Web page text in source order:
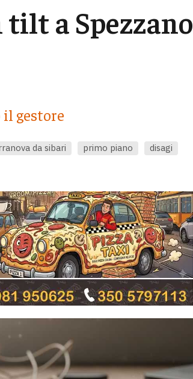
a Spezzano
gestore
da sibari primo piano
disagi